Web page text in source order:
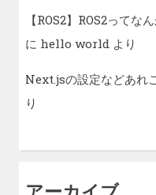
【ROS2】ROS2ってな
に hello worldより
Next.jsの設定などあれ
り